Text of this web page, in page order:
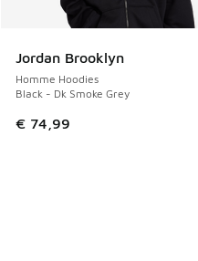
Jordan Brooklyn
Homme Hoodies
Black - Dk Smoke Grey
€ 74,99